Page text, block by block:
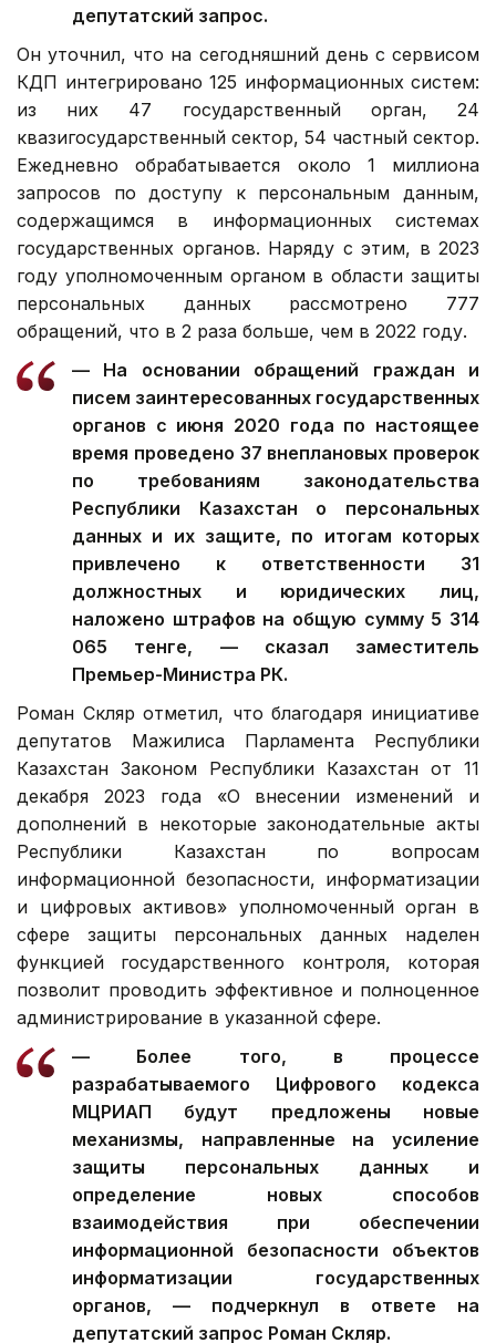
депутатский запрос.
Он уточнил, что на сегодняшний день с сервисом
КДП интегрировано 125 информационных систем:
из них 47 государственный орган, 24
квазигосударственный сектор, 54 частный сектор.
Ежедневно обрабатывается около 1 миллиона
запросов по доступу к персональным данным,
содержащимся в информационных системах
государственных органов. Наряду с этим, в 2023
году уполномоченным органом в области защиты
персональных данных рассмотрено 777
обращений, что в 2 раза больше, чем в 2022 году.
— На основании обращений граждан и
писем заинтересованных государственных
органов с июня 2020 года по настоящее
время проведено 37 внеплановых проверок
по требованиям законодательства
Республики Казахстан о персональных
данных и их защите, по итогам которых
привлечено к ответственности 31
должностных и юридических лиц,
наложено штрафов на общую сумму 5 314
065 тенге, — сказал заместитель
Премьер-Министра РК.
Роман Скляр отметил, что благодаря инициативе
депутатов Мажилиса Парламента Республики
Казахстан Законом Республики Казахстан от 11
декабря 2023 года «О внесении изменений и
дополнений в некоторые законодательные акты
Республики Казахстан по вопросам
информационной безопасности, информатизации
и цифровых активов» уполномоченный орган в
сфере защиты персональных данных наделен
функцией государственного контроля, которая
позволит проводить эффективное и полноценное
администрирование в указанной сфере.
— Более того, в процессе
разрабатываемого Цифрового кодекса
МЦРИАП будут предложены новые
механизмы, направленные на усиление
защиты персональных данных и
определение новых способов
взаимодействия при обеспечении
информационной безопасности объектов
информатизации государственных
органов, — подчеркнул в ответе на
депутатский запрос Роман Скляр.